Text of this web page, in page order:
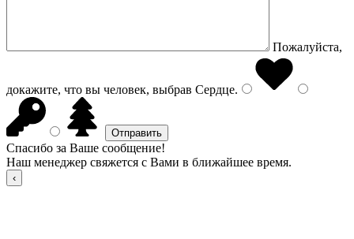
Пожалуйста,
докажите, что вы человек, выбрав Сердце.
Спасибо за Ваше сообщение!
Наш менеджер свяжется с Вами в ближайшее время.